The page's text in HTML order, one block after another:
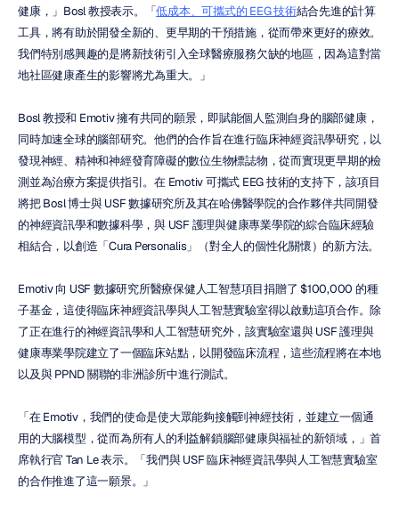
健康，」Bosl 教授表示。「低成本、可攜式的 EEG 技術結合先進的計算
工具，將有助於開發全新的、更早期的干預措施，從而帶來更好的療效。
我們特別感興趣的是將新技術引入全球醫療服務欠缺的地區，因為這對當
地社區健康產生的影響將尤為重大。」
Bosl 教授和 Emotiv 擁有共同的願景，即賦能個人監測自身的腦部健康，
同時加速全球的腦部研究。他們的合作旨在進行臨床神經資訊學研究，以
發現神經、精神和神經發育障礙的數位生物標誌物，從而實現更早期的檢
測並為治療方案提供指引。在 Emotiv 可攜式 EEG 技術的支持下，該項目
將把 Bosl 博士與 USF 數據研究所及其在哈佛醫學院的合作夥伴共同開發
的神經資訊學和數據科學，與 USF 護理與健康專業學院的綜合臨床經驗
相結合，以創造「Cura Personalis」（對全人的個性化關懷）的新方法。
Emotiv 向 USF 數據研究所醫療保健人工智慧項目捐贈了 $100,000 的種
子基金，這使得臨床神經資訊學與人工智慧實驗室得以啟動這項合作。除
了正在進行的神經資訊學和人工智慧研究外，該實驗室還與 USF 護理與
健康專業學院建立了一個臨床站點，以開發臨床流程，這些流程將在本地
以及與 PPND 關聯的非洲診所中進行測試。
「在 Emotiv，我們的使命是使大眾能夠接觸到神經技術，並建立一個通
用的大腦模型，從而為所有人的利益解鎖腦部健康與福祉的新領域，」首
席執行官 Tan Le 表示。「我們與 USF 臨床神經資訊學與人工智慧實驗室
的合作推進了這一願景。」